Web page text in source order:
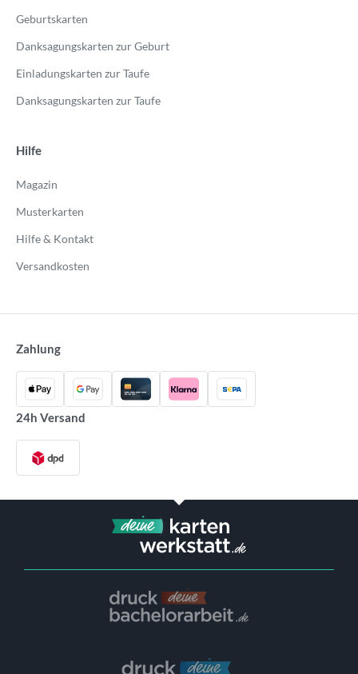
Geburtskarten
Danksagungskarten zur Geburt
Einladungskarten zur Taufe
Danksagungskarten zur Taufe
Hilfe
Magazin
Musterkarten
Hilfe & Kontakt
Versandkosten
Zahlung
24h Versand